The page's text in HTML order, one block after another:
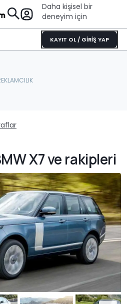
Daha kişisel bir
deneyim için
KAYIT OL / GİRİŞ YAP
X7 ve rakipleri